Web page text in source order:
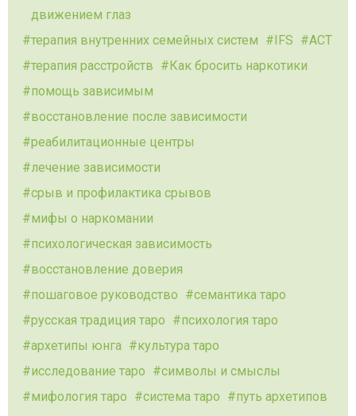
движением глаз
терапия внутренних семейных систем
IFS
ACT
терапия расстройств
Как бросить наркотики
помощь зависимым
восстановление после зависимости
реабилитационные центры
лечение зависимости
срыв и профилактика срывов
мифы о наркомании
психологическая зависимость
восстановление доверия
пошаговое руководство
семантика таро
русская традиция таро
психология таро
архетипы юнга
культура таро
исследование таро
символы и смыслы
мифология таро
система таро
путь архетипов